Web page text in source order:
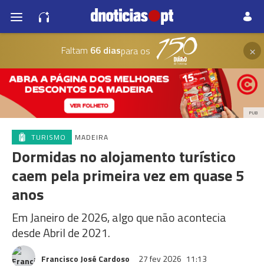
Faltam 66 diaspara os ×
PUB
TURISMO MADEIRA
Dormidas no alojamento turístico
caem pela primeira vez em quase 5
anos
Em Janeiro de 2026, algo que não acontecia
desde Abril de 2021.
Francisco José Cardoso 27 fev 2026 11:13